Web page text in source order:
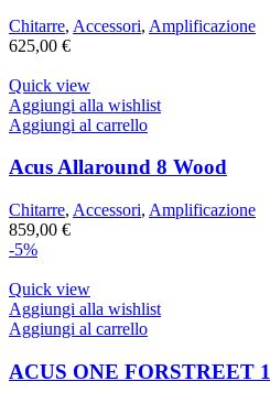
Chitarre, Accessori, Amplificazione
625,00 €
Quick view
Aggiungi alla wishlist
Aggiungi al carrello
Acus Allaround 8 Wood
Chitarre, Accessori, Amplificazione
859,00 €
-5%
Quick view
Aggiungi alla wishlist
Aggiungi al carrello
ACUS ONE FORSTREET